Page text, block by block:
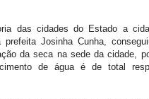
das cidades do Estado a
Josinha Cunha,
da seca na sede da cidade,
de água é de total